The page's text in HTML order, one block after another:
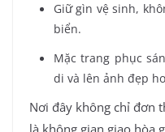
Giữ gìn vệ sinh,
biển.
Mặc trang phục
di và lên ảnh đẹp
Nơi đây không chỉ đơn